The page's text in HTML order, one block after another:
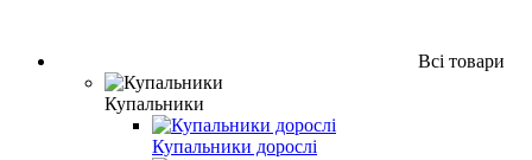
Всі товари
Купальники
Купальники дорослі